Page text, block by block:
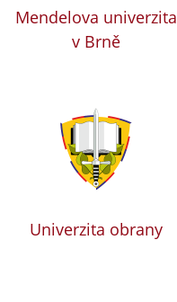
Mendelova univerzita
v Brně
Univerzita obrany